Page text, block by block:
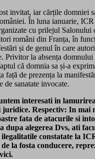
invitat, iar cărțile domniei
În luna ianuarie,
cu prilejul Salonului
români din Franța, în
și de genul în care
Privitor la absența
că domnia sa și-a
față de prezența la
de sanatate invocate.
interesati in
juridice. Respectiv: In mai
fata de atacurile si
dupa alegerea Dvs, ati
constatate la
la fosta conducere,